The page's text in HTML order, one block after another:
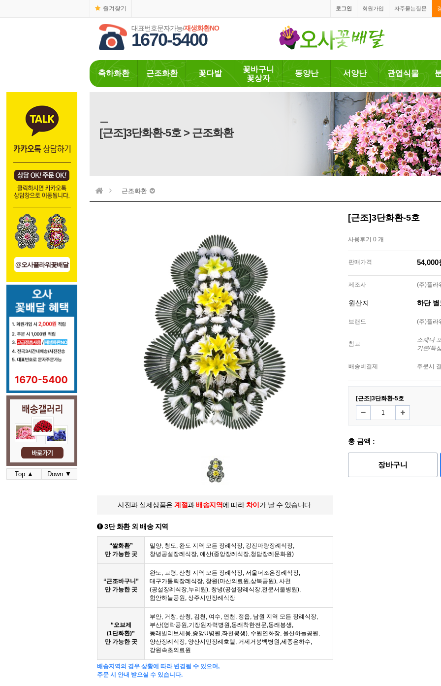
즐겨찾기 자주묻는질문
회원가입
로그인
대표번호문자가능/재생화환NO
1670-5400
축하화환 근조화환 꽃다발
꽃바구니
꽃상자
동양난 서양난 관엽식물
@오사플라워꽃배달
Top ▲ Down ▼
[근조]3단화환-5호 > 근조화환
근조화환
사진과 실제상품은 계절과배송지역에 따라 차이 가 날 수 있습니다.
3단 화환 외 배송 지역
“쌀화환”
만 가능한 곳
밀양, 청도, 완도 지역 모든 장례식장, 강진마량장례식장,
창녕공설장례식장, 예산(중앙장례식장,청담장례문화원)
“근조바구니”
만 가능한 곳
완도, 고령, 산청 지역 모든 장례식장, 서울더조은장례식장,
대구가톨릭장례식장, 창원(마산의료원,상복공원), 사천
(공설장례식장,누리원), 창녕(공설장례식장,전문서울병원),
함안하늘공원, 상주시민장례식장
“오브제
(1단화환)”
만 가능한 곳
부안, 거창, 산청, 김천, 여수, 연천, 정읍, 남원 지역 모든 장례식장,
부산(영락공원,기장원자력병원,동래착한전문,동래봉생,
동래빌리브세웅,중앙U병원,좌천봉생), 수원연화장, 울산하늘공원,
양산장례식장, 양산시민장례호텔, 거제거붕백병원,세종은하수,
강원속초의료원
배송지역의 경우 상황에 따라 변경될 수 있으며,
주문 시 안내 받으실 수 있습니다.
[근조]3단화환-5호
사용후기 0 개
판매가격 54,000
제조사 (주)플라
원산지 하단 별
브랜드 (주)플라
참고
소재나
기본/특
배송비결제 주문시
[근조]3단화환-5호
총 금액 :
장바구니